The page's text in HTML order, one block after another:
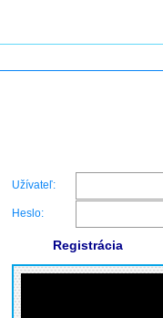
Užívateľ:
Heslo:
Registrácia